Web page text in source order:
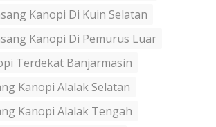
Kanopi Di Kuin Selatan
Kanopi Di Pemurus Luar
Terdekat Banjarmasin
Kanopi Alalak Selatan
Kanopi Alalak Tengah